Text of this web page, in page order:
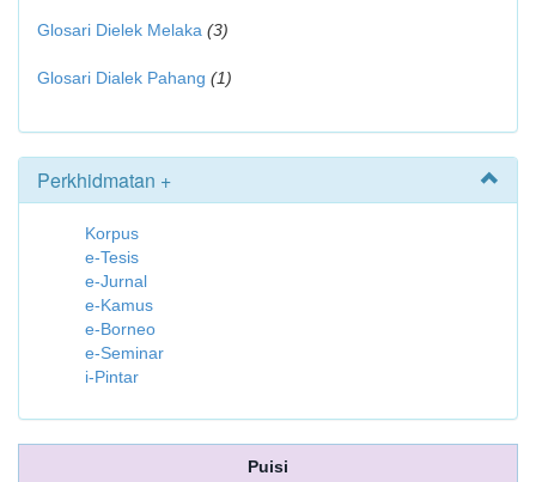
Glosari Dielek Melaka (3)
Glosari Dialek Pahang (1)
Perkhidmatan +
Korpus
e-Tesis
e-Jurnal
e-Kamus
e-Borneo
e-Seminar
i-Pintar
Puisi